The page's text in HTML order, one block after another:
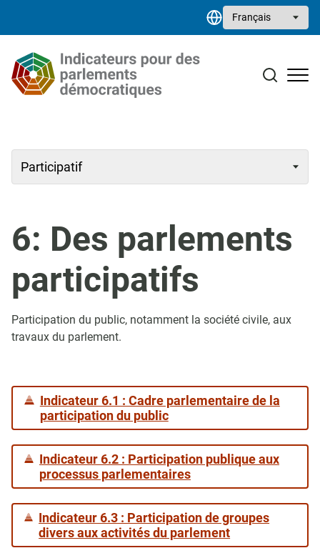
Select your language
Bibliothèque de ressources
Contact
6: Des parlements
participatifs
Participation du public, notamment la société civile, aux
travaux du parlement.
Indicateur 6.1 : Cadre parlementaire de la
participation du public
Indicateur 6.2 : Participation publique aux
processus parlementaires
Indicateur 6.3 : Participation de groupes
divers aux activités du parlement